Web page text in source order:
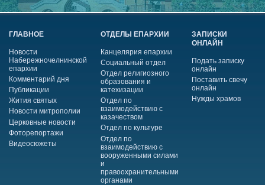
ГЛАВНОЕ
Новости
Набережночелнинской
епархии
Комментарий дня
Публикации
Жития святых
Новости митрополии
Церковные новости
Фоторепортажи
Видеосюжеты
ОТДЕЛЫ ЕПАРХИИ
Канцелярия епархии
Социальный отдел
Отдел религиозного
образования и
катехизации
Отдел по
взаимодействию с
казачеством
Отдел по культуре
Отдел по
взаимодействию с
вооруженными силами
и
правоохранительными
органами
ЗАПИСКИ
ОНЛАЙН
Подать записку
онлайн
Поставить свечу
онлайн
Нужды храмов